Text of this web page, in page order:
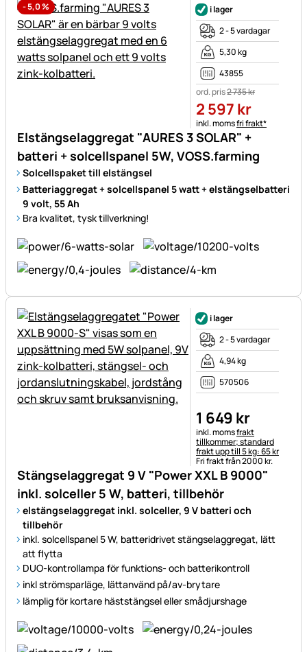
-5,0%
Elstängselaggregat "AURES 3 SOLAR" +
batteri + solcellspanel 5W, VOSS.farming
Solcellspaket till elstängsel
Batteriaggregat + solcellspanel 5 watt + elstängselbatteri
9 volt, 55 Ah
Bra kvalitet, tysk tillverkning!
i lager
2 - 5 vardagar
5,30 kg
43855
ord. pris2 735kr
2 597 kr
Skatteinformation:
inkl. momsfri frakt*
Stängselaggregat 9 V "Power XXL B 9000"
inkl. solceller 5 W, batteri, tillbehör
elstängselaggregat inkl. solceller, 9 V batteri och
tillbehör
inkl. solcellspanel 5 W, batteridrivet stängselaggregat, lätt
att flytta
DUO-kontrollampa för funktions- och batterikontroll
inkl strömsparläge, lättanvänd på/av-brytare
lämplig för kortare häststängsel eller smådjurshage
i lager
2 - 5 vardagar
4,94 kg
570506
1 649 kr
Skatteinformation:
inkl. momsfrakt
tillkommer; standard
frakt upp till 5 kg: 65 kr
Fri frakt från 2000 kr.